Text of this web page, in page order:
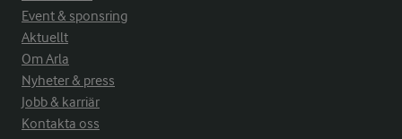
Event & sponsring
Aktuellt
Om Arla
Nyheter & press
Jobb & karriär
Kontakta oss